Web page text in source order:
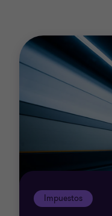
Impuestos